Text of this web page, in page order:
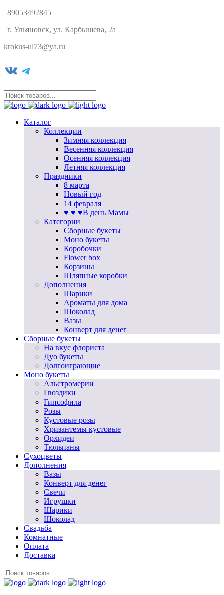
89053492845
г. Ульяновск, ул. Карбышева, 2а
krokus-ul73@ya.ru
VK Telegram
Каталог
Коллекции
Зимняя коллекция
Весенняя коллекция
Осенняя коллекция
Летняя коллекция
Праздники
8 марта
Новый год
14 февраля
♥ ♥ ♥В день Мамы
Категории
Сборные букеты
Моно букеты
Коробочки
Flower box
Корзины
Шляпные коробки
Дополнения
Шарики
Ароматы для дома
Шоколад
Вазы
Конверт для денег
Сборные букеты
На вкус флориста
Дуо букеты
Долгоиграющие
Моно букеты
Альстромерии
Гвоздики
Гипсофила
Розы
Кустовые розы
Хризантемы кустовые
Орхидеи
Тюльпаны
Сухоцветы
Дополнения
Вазы
Конверт для денег
Свечи
Игрушки
Шарики
Шоколад
Свадьба
Комнатные
Оплата
Доставка